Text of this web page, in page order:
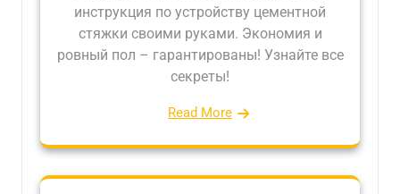
инструкция по устройству цементной
стяжки своими руками. Экономия и
ровный пол – гарантированы! Узнайте все
секреты!
Read More